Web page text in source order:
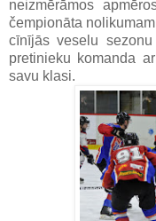
neizmērāmos
čempionāta
cīnījās veselu
pretinieku komanda
savu klasi.